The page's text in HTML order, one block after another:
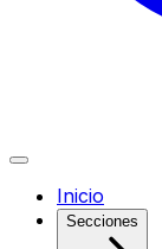
Inicio
Secciones